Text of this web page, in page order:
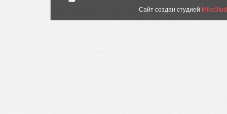
Сайт создан студией